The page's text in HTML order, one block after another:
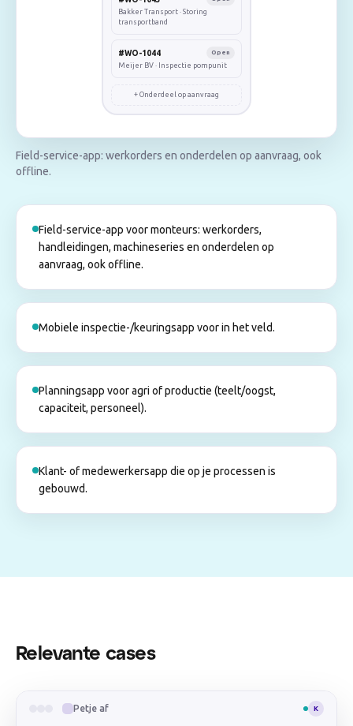
Bakker Transport · Storing
transportband
#WO-1044 Open
Meijer BV · Inspectie pompunit
+ Onderdeel op aanvraag
Field-service-app: werkorders en onderdelen op aanvraag, ook
offline.
Field-service-app voor monteurs: werkorders,
handleidingen, machineseries en onderdelen op
aanvraag, ook offline.
Mobiele inspectie-/keuringsapp voor in het veld.
Planningsapp voor agri of productie (teelt/oogst,
capaciteit, personeel).
Klant- of medewerkersapp die op je processen is
gebouwd.
Relevante cases
Petje af K